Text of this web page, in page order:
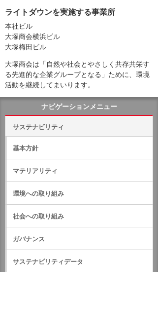
ライトダウンを実施する事業所
本社ビル
大塚商会横浜ビル
大塚梅田ビル
大塚商会は「自然や社会とやさしく共存共栄す
る先進的な企業グループとなる」ために、環境
活動を継続してまいります。
ナビゲーションメニュー
サステナビリティ
基本方針
マテリアリティ
環境への取り組み
社会への取り組み
ガバナンス
サステナビリティデータ